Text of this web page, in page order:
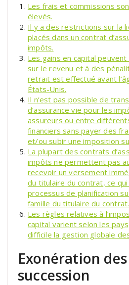
Les frais et commissions
élevés.
Il y a des restrictions sur la
placés dans un contrat
impôts.
Les gains en capital
sur le revenu et à des
retrait est effectué avant
États-Unis.
Il n’est pas possible de
d’assurance vie pour les
assureurs ou entre
financiers sans payer des
et/ou subir une imposition
La plupart des contrats
impôts ne permettent pas
recevoir un versement
du titulaire du contrat, ce
processus de planification
famille du titulaire du contrat.
Les règles relatives à
capital varient selon les
difficile la gestion globale
Exonération
succession